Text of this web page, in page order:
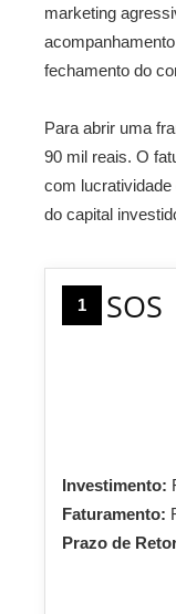
marketing
fechamento do
Para abrir uma
90 mil reais. O
com
do capital
1 SOS
Investimento:
Faturamento:
Prazo de